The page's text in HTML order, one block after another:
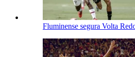
Fluminense segura Volta